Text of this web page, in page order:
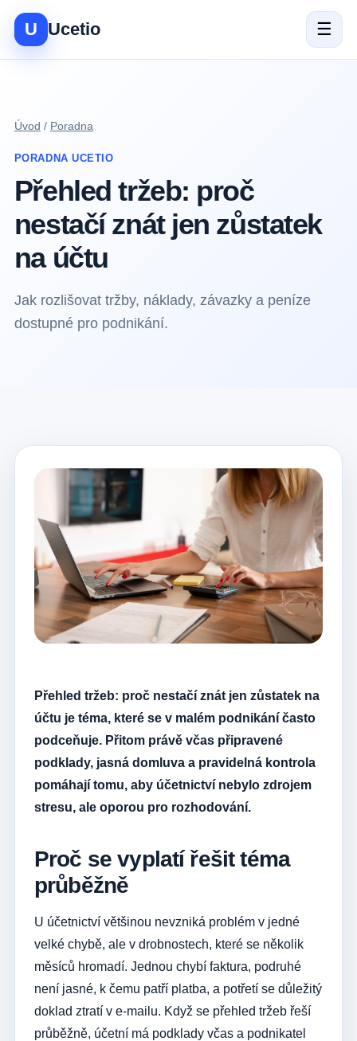
U Ucetio ☰
Úvod / Poradna
PORADNA UCETIO
Přehled tržeb: proč
nestačí znát jen zůstatek
na účtu
Jak rozlišovat tržby, náklady, závazky a peníze
dostupné pro podnikání.
Přehled tržeb: proč nestačí znát jen zůstatek na
účtu je téma, které se v malém podnikání často
podceňuje. Přitom právě včas připravené
podklady, jasná domluva a pravidelná kontrola
pomáhají tomu, aby účetnictví nebylo zdrojem
stresu, ale oporou pro rozhodování.
Proč se vyplatí řešit téma
průběžně
U účetnictví většinou nevzniká problém v jedné
velké chybě, ale v drobnostech, které se několik
měsíců hromadí. Jednou chybí faktura, podruhé
není jasné, k čemu patří platba, a potřetí se důležitý
doklad ztratí v e-mailu. Když se přehled tržeb řeší
průběžně, účetní má podklady včas a podnikatel